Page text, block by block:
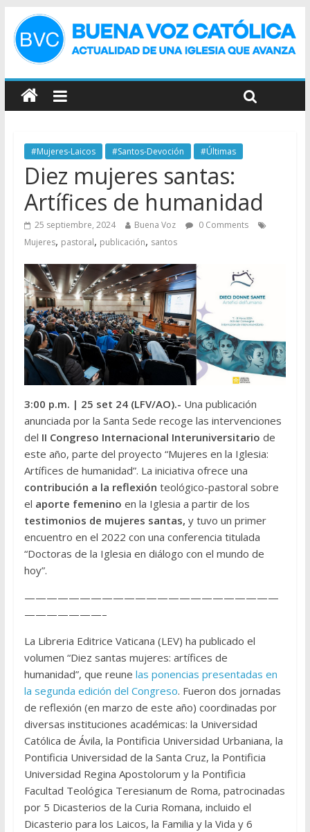
#Mujeres-Laicos #Santos-Devoción #Últimas
Diez mujeres santas:
Artífices de humanidad
25 septiembre, 2024 Buena Voz
0 Comments
Mujeres, pastoral, publicación, santos
3:00 p.m. | 25 set 24 (LFV/AO).- Una publicación
anunciada por la Santa Sede recoge las intervenciones
del II Congreso Internacional Interuniversitario de
este año, parte del proyecto “Mujeres en la Iglesia:
Artífices de humanidad”. La iniciativa ofrece una
contribución a la reflexión teológico-pastoral sobre
el aporte femenino en la Iglesia a partir de los
testimonios de mujeres santas, y tuvo un primer
encuentro en el 2022 con una conferencia titulada
“Doctoras de la Iglesia en diálogo con el mundo de
hoy”.
———————————————————————
———————–
La Libreria Editrice Vaticana (LEV) ha publicado el
volumen “Diez santas mujeres: artífices de
humanidad”, que reune las ponencias presentadas en
la segunda edición del Congreso. Fueron dos jornadas
de reflexión (en marzo de este año) coordinadas por
diversas instituciones académicas: la Universidad
Católica de Ávila, la Pontificia Universidad Urbaniana, la
Pontificia Universidad de la Santa Cruz, la Pontificia
Universidad Regina Apostolorum y la Pontificia
Facultad Teológica Teresianum de Roma, patrocinadas
por 5 Dicasterios de la Curia Romana, incluido el
Dicasterio para los Laicos, la Familia y la Vida y 6